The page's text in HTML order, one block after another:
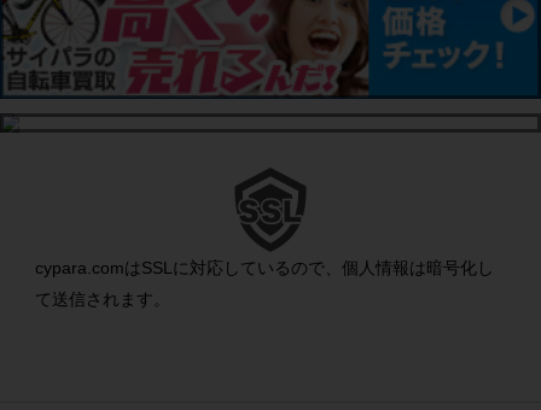
cypara.comはSSLに対応しているので、個人情報は暗号化し
て送信されます。